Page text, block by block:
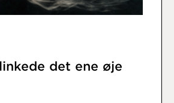
det ene øje